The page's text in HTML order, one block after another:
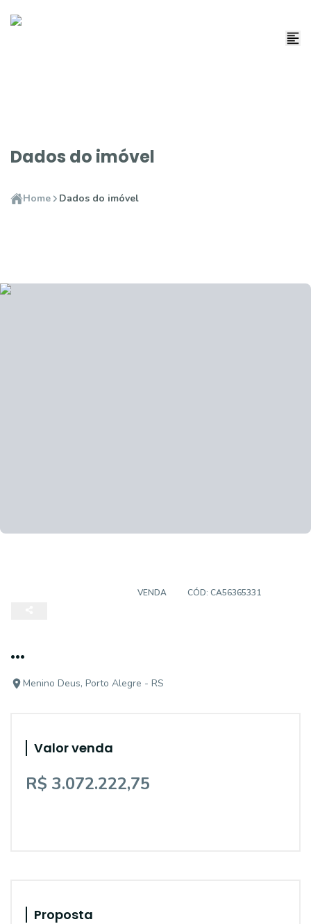
Dados do imóvel
Home Dados do imóvel
VENDA CÓD: CA56365331
...
Menino Deus, Porto Alegre - RS
Valor venda
R$ 3.072.222,75
Proposta